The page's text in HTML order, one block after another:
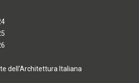
dell'Architettura Italiana